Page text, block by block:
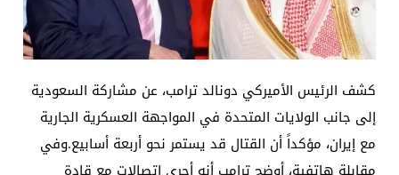
كشف الرئيس الأميركي دونالد ترامب، عن مشاركة السعودية
إلى جانب الولايات المتحدة في المواجهة العسكرية الجارية
مع إيران، مؤكداً أن القتال قد يستمر نحو أربعة أسابيع.وفي